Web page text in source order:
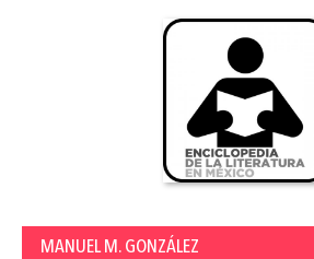
MANUEL M. GONZÁLEZ